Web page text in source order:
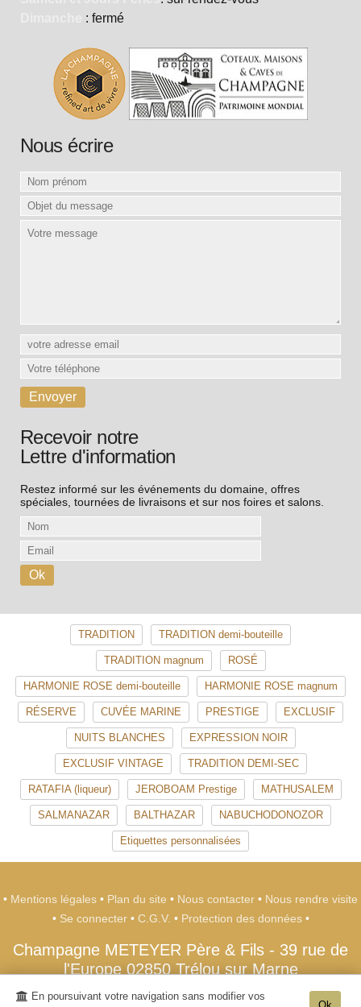
: fermé
Nous écrire
Recevoir notre
Lettre d'information
Restez informé sur les événements du domaine, offres
spéciales, tournées de livraisons et sur nos foires et salons.
TRADITION TRADITION demi-bouteille
TRADITION magnum ROSÉ
HARMONIE ROSE demi-bouteille HARMONIE ROSE magnum
RÉSERVE CUVÉE MARINE PRESTIGE EXCLUSIF
NUITS BLANCHES EXPRESSION NOIR
EXCLUSIF VINTAGE TRADITION DEMI-SEC
RATAFIA (liqueur) JEROBOAM Prestige MATHUSALEM
SALMANAZAR BALTHAZAR NABUCHODONOZOR
Etiquettes personnalisées
• Mentions légales • Plan du site • Nous contacter • Nous rendre visite
• Se connecter • C.G.V. • Protection des données •
Champagne METEYER Père & Fils - 39 rue de
l'Europe 02850 Trélou sur Marne
En poursuivant votre navigation sans modifier vos